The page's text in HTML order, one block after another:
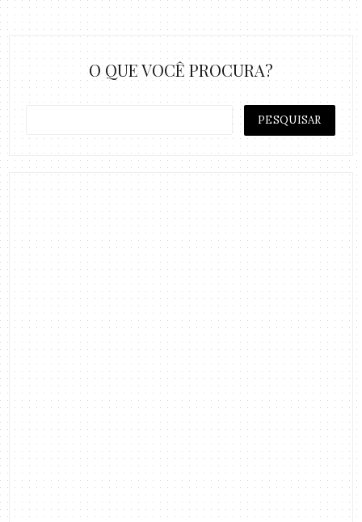
O QUE VOCÊ PROCURA?